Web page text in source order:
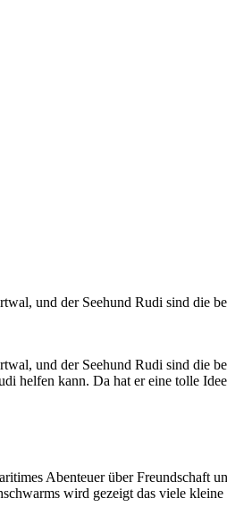
und der Seehund Rudi sind die
und der Seehund Rudi sind die
helfen kann. Da hat er eine tolle
Abenteuer über Freundschaft
wird gezeigt das viele